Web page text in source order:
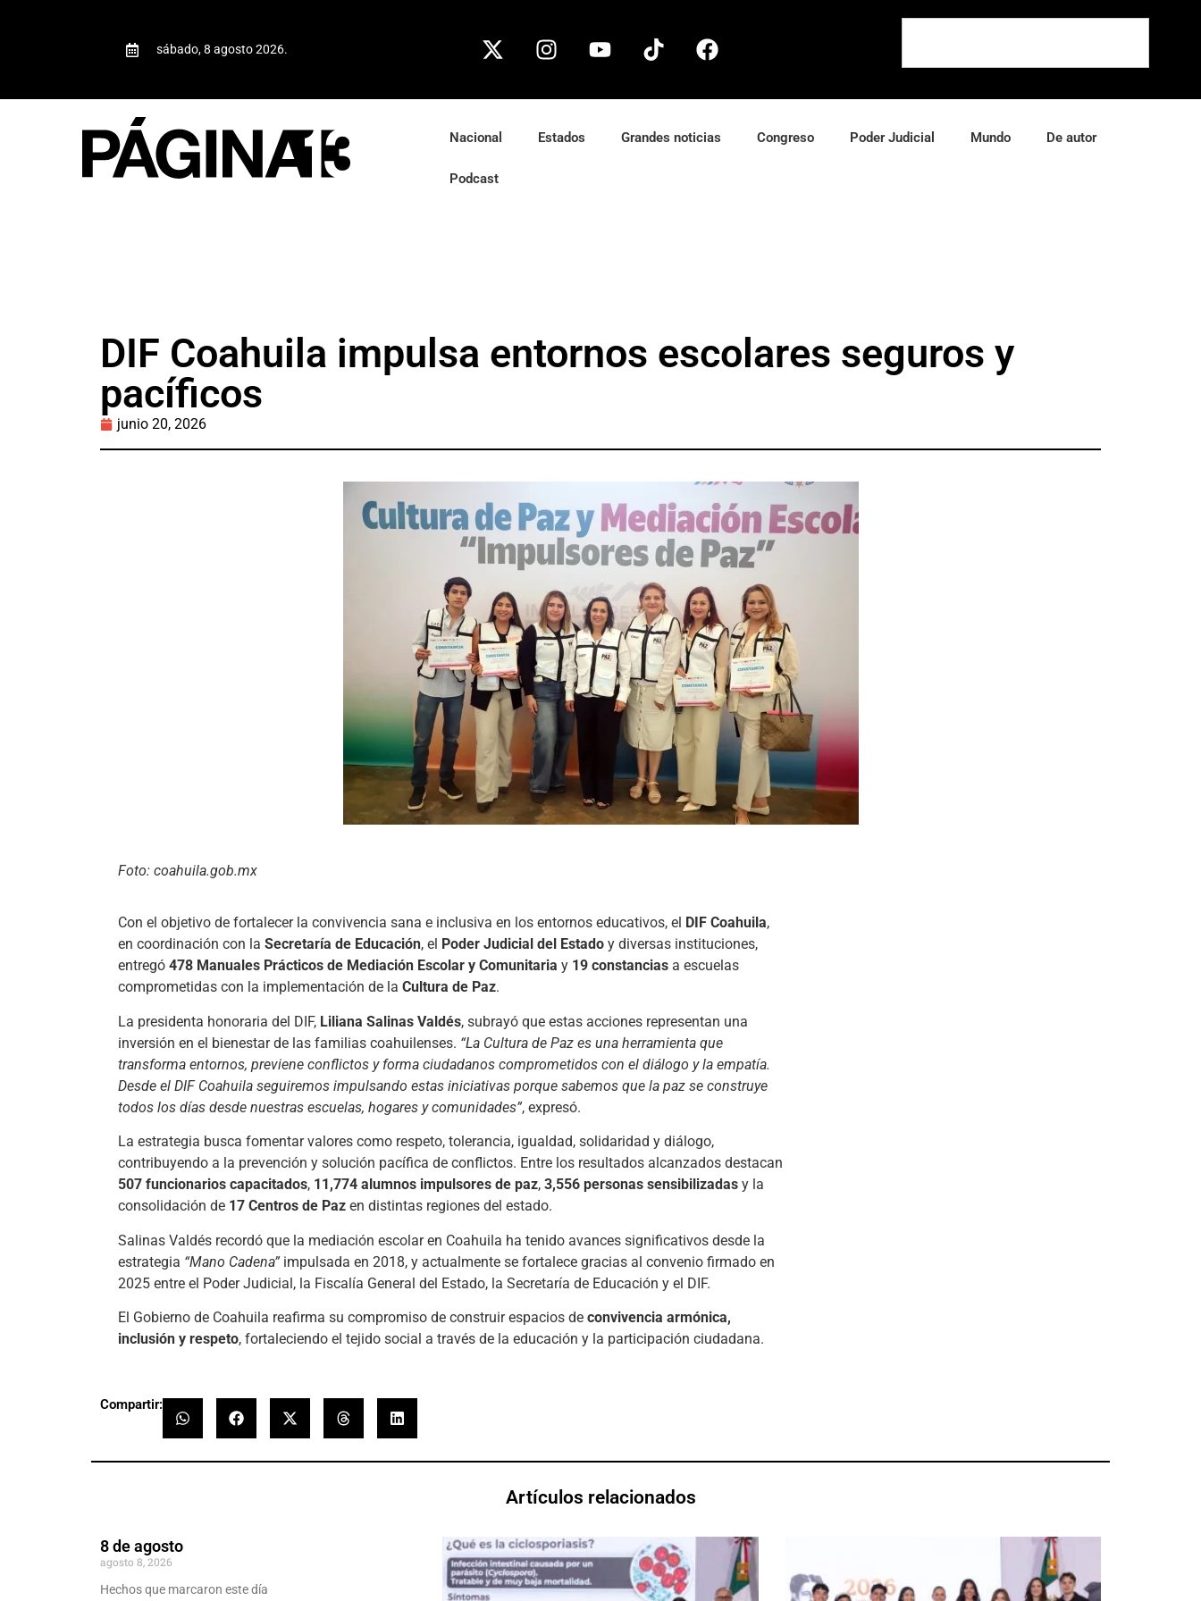
sábado, 8 agosto 2026.
Nacional Estados Grandes noticias Congreso Poder Judicial Mundo De autor
Podcast
DIF Coahuila impulsa entornos escolares seguros y
pacíficos
junio 20, 2026
Foto: coahuila.gob.mx
Con el objetivo de fortalecer la convivencia sana e inclusiva en los entornos educativos, el DIF Coahuila,
en coordinación con la Secretaría de Educación, el Poder Judicial del Estado y diversas instituciones,
entregó 478 Manuales Prácticos de Mediación Escolar y Comunitaria y 19 constancias a escuelas
comprometidas con la implementación de la Cultura de Paz.
La presidenta honoraria del DIF, Liliana Salinas Valdés, subrayó que estas acciones representan una
inversión en el bienestar de las familias coahuilenses. “La Cultura de Paz es una herramienta que
transforma entornos, previene conflictos y forma ciudadanos comprometidos con el diálogo y la empatía.
Desde el DIF Coahuila seguiremos impulsando estas iniciativas porque sabemos que la paz se construye
todos los días desde nuestras escuelas, hogares y comunidades”, expresó.
La estrategia busca fomentar valores como respeto, tolerancia, igualdad, solidaridad y diálogo,
contribuyendo a la prevención y solución pacífica de conflictos. Entre los resultados alcanzados destacan
507 funcionarios capacitados, 11,774 alumnos impulsores de paz, 3,556 personas sensibilizadas y la
consolidación de 17 Centros de Paz en distintas regiones del estado.
Salinas Valdés recordó que la mediación escolar en Coahuila ha tenido avances significativos desde la
estrategia “Mano Cadena” impulsada en 2018, y actualmente se fortalece gracias al convenio firmado en
2025 entre el Poder Judicial, la Fiscalía General del Estado, la Secretaría de Educación y el DIF.
El Gobierno de Coahuila reafirma su compromiso de construir espacios de convivencia armónica,
inclusión y respeto, fortaleciendo el tejido social a través de la educación y la participación ciudadana.
Compartir:
Artículos relacionados
8 de agosto
agosto 8, 2026
Hechos que marcaron este día